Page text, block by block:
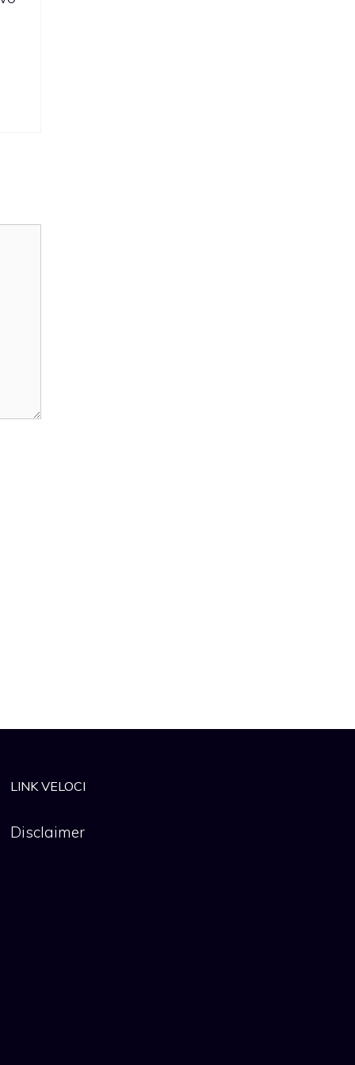
LINK VELOCI
Disclaimer